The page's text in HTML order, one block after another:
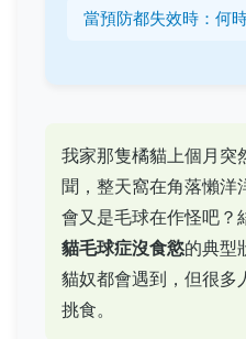
當預防都失效時：何
我家那隻橘貓上個月突
聞，整天窩在角落懶洋
會又是毛球在作怪吧？
貓毛球症沒食慾的典型
貓奴都會遇到，但很多
挑食。